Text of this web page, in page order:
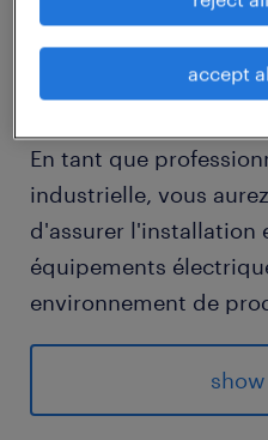
Comment percevez-
contribuer à des
En tant que
industrielle, vous
d'assurer l'installation
équipements
environnement de
- Assurer le tirage de
aux normes de
- Effectuer le câblage
accept